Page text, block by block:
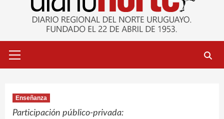
primario
Enseñanza
Participación público-privada: